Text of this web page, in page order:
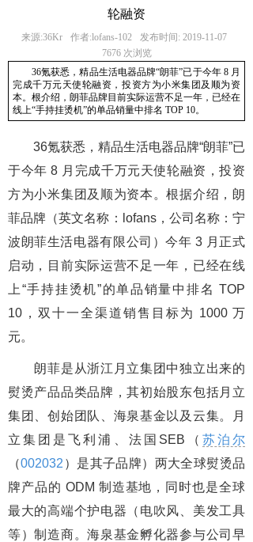
轮融资
来源:36Kr 作者:lofans-102 发布时间: 2019-11-07
7676 次浏览
36氪获悉，精品生活电器品牌“朗菲”已于今年 8 月
完成千万元天使轮融资，投资方为小米集团及顺为资
本。根介绍，朗菲品牌目前实际运营不足一年，已经在
线上“手持挂烫机”的单品销量中排名 TOP 10。
36氪获悉，精品生活电器品牌“朗菲”已
于今年 8 月完成千万元天使轮融资，投资
方为小米集团及顺为资本。根据介绍，朗
菲品牌（英文名称：lofans，公司名称：宁
波朗菲生活电器有限公司）今年 3 月正式
启动，目前实际运营不足一年，已经在线
上“手持挂烫机”的单品销量中排名 TOP
10，双十一全渠道销售目标为 1000 万
元。
朗菲是从浙江月立集团中独立出来的
熨烫产品品类品牌，其初始股东包括月立
集团、创始团队、海泉基金以及云集。月
立集团是飞利浦、法国SEB（ 苏泊尔
（002032 ）是其子品牌）两大全球熨烫品
牌产品的 ODM 制造基地，同时也是全球
最大的高端个护电器（电吹风、美发工具
等）制造商。海泉基金孵化器参与公司早